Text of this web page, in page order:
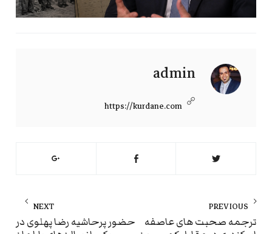
admin
https://kurdane.com
راهبری
نوشته
PREVIOUS
Previous
ترجمه صحبت های عاصفه
NEXT
حضور پرحاشیه رضا پهلوی در